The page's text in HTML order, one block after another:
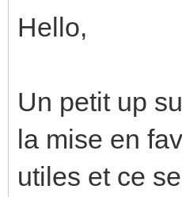
Hello,
Un petit up
la mise en
utiles et ce